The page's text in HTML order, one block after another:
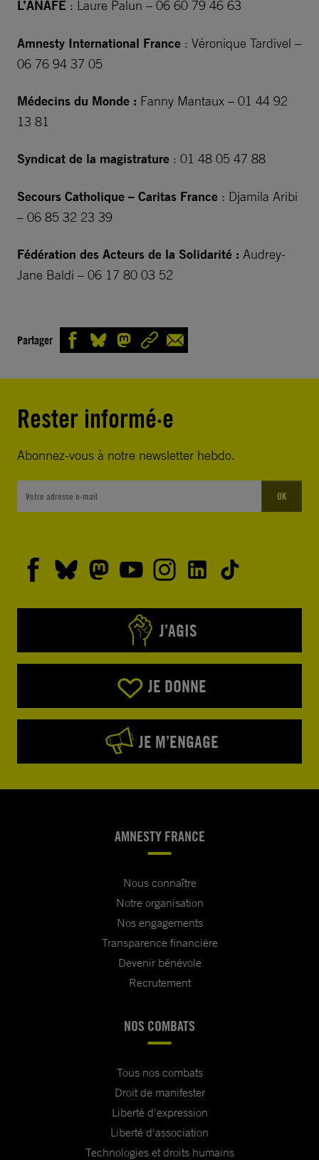
L’ANAFE : Laure Palun – 06 60 79 46 63
Amnesty International France : Véronique Tardivel –
06 76 94 37 05
Médecins du Monde : Fanny Mantaux – 01 44 92
13 81
Syndicat de la magistrature : 01 48 05 47 88
Secours Catholique – Caritas France : Djamila Aribi
– 06 85 32 23 39
Fédération des Acteurs de la Solidarité : Audrey-
Jane Baldi – 06 17 80 03 52
Partager
Rester informé·e
Abonnez-vous à notre newsletter hebdo.
OK
J’AGIS
JE DONNE
JE M’ENGAGE
AMNESTY FRANCE
Nous connaître
Notre organisation
Nos engagements
Transparence financière
Devenir bénévole
Recrutement
NOS COMBATS
Tous nos combats
Droit de manifester
Liberté d'expression
Liberté d'association
Technologies et droits humains